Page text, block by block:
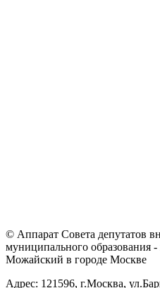
© Аппарат Совета депутатов
муниципального образования
Можайский в городе Москве
Адрес: 121596, г.Москва,